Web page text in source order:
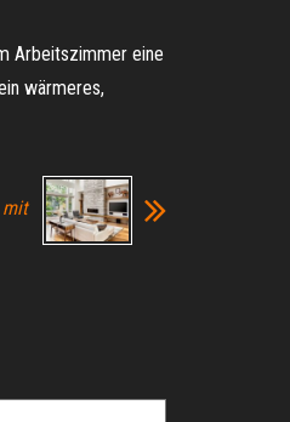
Arbeitszimmer eine
wärmeres,
mit